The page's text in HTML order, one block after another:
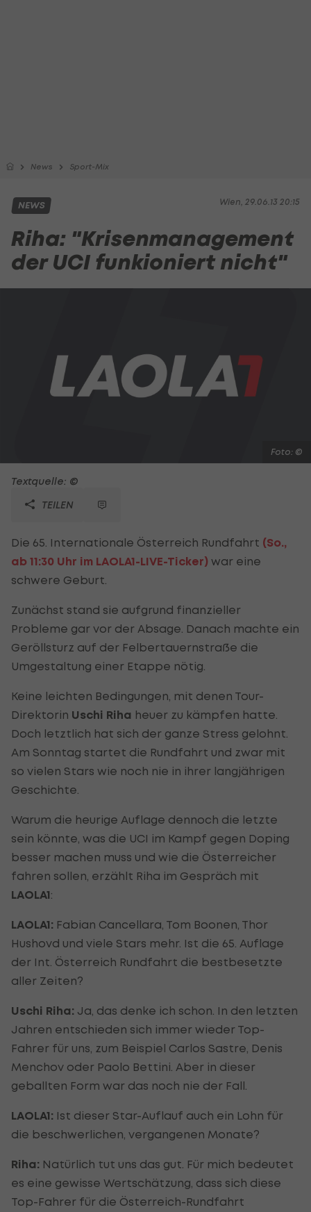
News Sport-Mix
Wien, 29.06.13 20:15
NEWS
Riha: "Krisenmanagement
der UCI funkioniert nicht"
Foto: ©
Textquelle: ©
TEILEN
Die 65. Internationale Österreich Rundfahrt (So.,
ab 11:30 Uhr im LAOLA1-LIVE-Ticker) war eine
schwere Geburt.
Zunächst stand sie aufgrund finanzieller
Probleme gar vor der Absage. Danach machte ein
Geröllsturz auf der Felbertauernstraße die
Umgestaltung einer Etappe nötig.
Keine leichten Bedingungen, mit denen Tour-
Direktorin Uschi Riha heuer zu kämpfen hatte.
Doch letztlich hat sich der ganze Stress gelohnt.
Am Sonntag startet die Rundfahrt und zwar mit
so vielen Stars wie noch nie in ihrer langjährigen
Geschichte.
Warum die heurige Auflage dennoch die letzte
sein könnte, was die UCI im Kampf gegen Doping
besser machen muss und wie die Österreicher
fahren sollen, erzählt Riha im Gespräch mit
LAOLA1:
LAOLA1: Fabian Cancellara, Tom Boonen, Thor
Hushovd und viele Stars mehr. Ist die 65. Auflage
der Int. Österreich Rundfahrt die bestbesetzte
aller Zeiten?
Uschi Riha: Ja, das denke ich schon. In den letzten
Jahren entschieden sich immer wieder Top-
Fahrer für uns, zum Beispiel Carlos Sastre, Denis
Menchov oder Paolo Bettini. Aber in dieser
geballten Form war das noch nie der Fall.
LAOLA1: Ist dieser Star-Auflauf auch ein Lohn für
die beschwerlichen, vergangenen Monate?
Riha: Natürlich tut uns das gut. Für mich bedeutet
es eine gewisse Wertschätzung, dass sich diese
Top-Fahrer für die Österreich-Rundfahrt